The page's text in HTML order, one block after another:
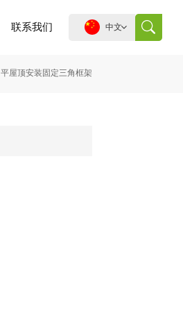
联系我们 中文
平屋顶安装固定三角框架